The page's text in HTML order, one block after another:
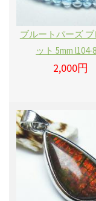
ブルートパーズ
ット 5mm l104-
2,000円